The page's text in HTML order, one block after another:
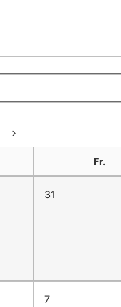
Fr.
31
7